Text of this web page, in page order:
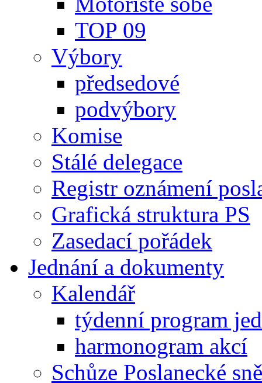
TOP 09
Výbory
předsedové
podvýbory
Komise
Stálé delegace
Registr oznámení
Grafická struktura PS
Zasedací pořádek
Jednání a dokumenty
Kalendář
týdenní program
harmonogram akcí
Schůze Poslanecké